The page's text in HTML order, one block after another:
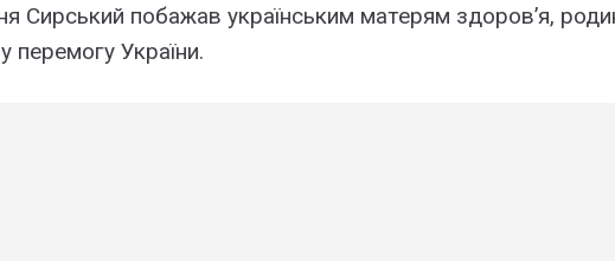
Cиpcький побaжaв yкpaїнcьким мaтepям здоpов’я,
пepeмогy Укpaїни.